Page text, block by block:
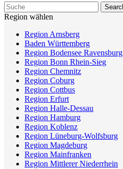
Region wählen
Region Arnsberg
Baden Württemberg
Region Bodensee Ravensburg
Region Bonn Rhein-Sieg
Region Chemnitz
Region Coburg
Region Cottbus
Region Erfurt
Region Halle-Dessau
Region Hamburg
Region Koblenz
Region Lüneburg-Wolfsburg
Region Magdeburg
Region Mainfranken
Region Mittlerer Niederrhein